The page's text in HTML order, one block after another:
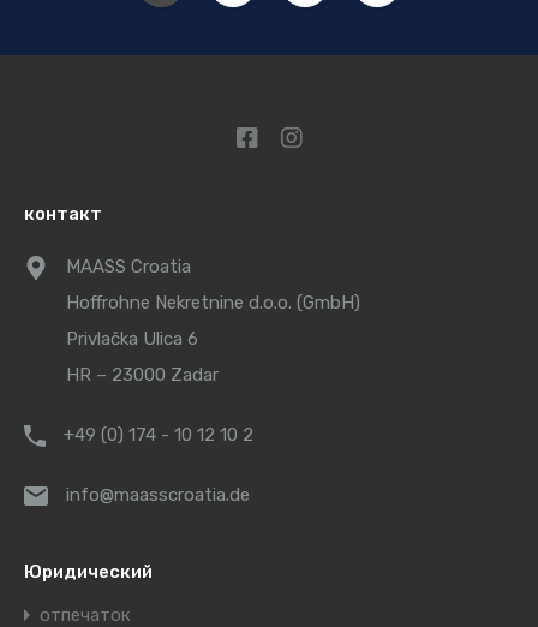
контакт
MAASS Croatia
Hoffrohne Nekretnine d.o.o. (GmbH)
Privlačka Ulica 6
HR – 23000 Zadar
+49 (0) 174 - 10 12 10 2
info@maasscroatia.de
Юридический
отпечаток